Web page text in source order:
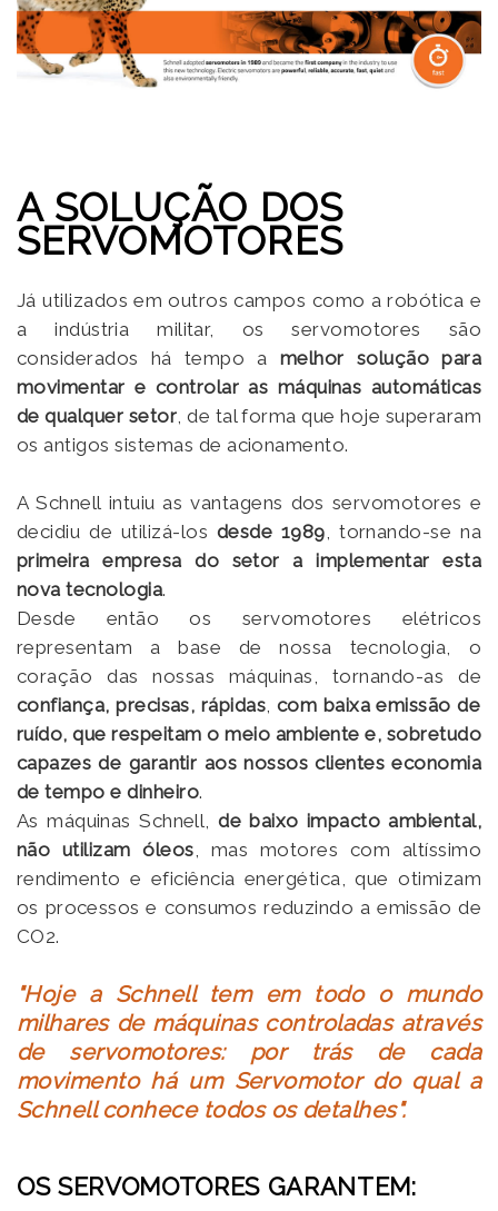
A SOLUÇÃO DOS
SERVOMOTORES
Já utilizados em outros campos como a robótica e
a indústria militar, os servomotores são
considerados há tempo a melhor solução para
movimentar e controlar as máquinas automáticas
de qualquer setor, de tal forma que hoje superaram
os antigos sistemas de acionamento.
A Schnell intuiu as vantagens dos servomotores e
decidiu de utilizá-los desde 1989, tornando-se na
primeira empresa do setor a implementar esta
nova tecnologia.
Desde então os servomotores elétricos
representam a base de nossa tecnologia, o
coração das nossas máquinas, tornando-as de
confiança, precisas, rápidas, com baixa emissão de
ruído, que respeitam o meio ambiente e, sobretudo
capazes de garantir aos nossos clientes economia
de tempo e dinheiro.
As máquinas Schnell,de baixo impacto ambiental,
não utilizam óleos, mas motores com altíssimo
rendimento e eficiência energética, que otimizam
os processos e consumos reduzindo a emissão de
CO2.
"Hoje a Schnell tem em todo o mundo
milhares de máquinas controladas através
de servomotores: por trás de cada
movimento há um Servomotor do qual a
Schnell conhece todos os detalhes".
OS SERVOMOTORES GARANTEM: